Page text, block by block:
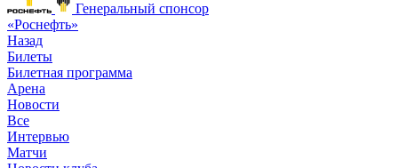
Генеральный спонсор
«Роснефть»
Назад
Билеты
Билетная программа
Арена
Новости
Все
Интервью
Матчи